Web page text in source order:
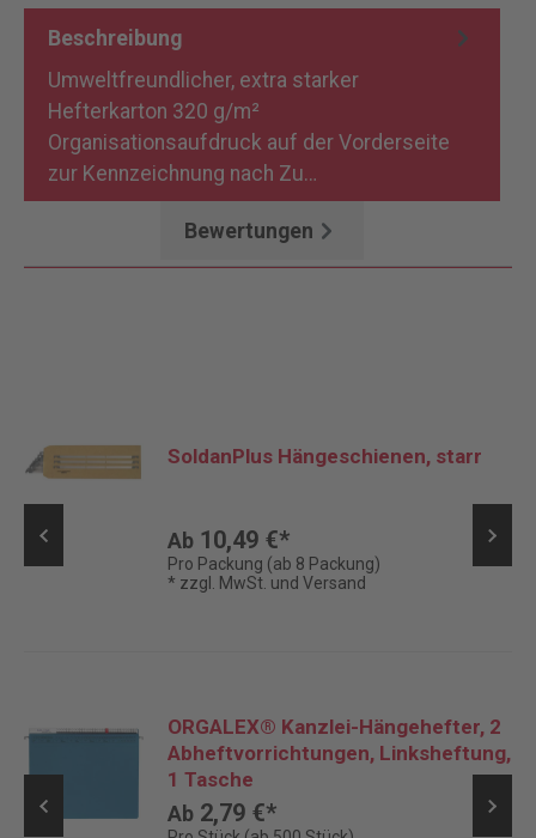
Beschreibung
Umweltfreundlicher, extra starker
Hefterkarton 320 g/m²
Organisationsaufdruck auf der Vorderseite
zur Kennzeichnung nach Zu…
Bewertungen
SoldanPlus Hängeschienen, starr
Ab 10,49 €*
Pro Packung (ab 8 Packung)
* zzgl. MwSt. und Versand
ORGALEX® Kanzlei-Hängehefter, 2
Abheftvorrichtungen, Linksheftung,
1 Tasche
Ab 2,79 €*